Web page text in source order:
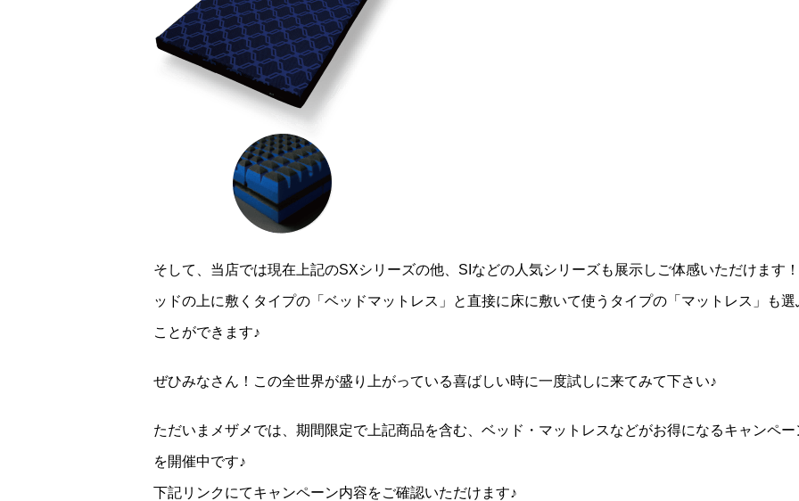
そして、当店では現在上記のSXシリーズの他、SIなどの人気シリーズも展示しご体感いただけます
ッドの上に敷くタイプの「ベッドマットレス」と直接に床に敷いて使うタイプの「マットレス」も選
ことができます♪
ぜひみなさん！この全世界が盛り上がっている喜ばしい時に一度試しに来てみて下さい♪
ただいまメザメでは、期間限定で上記商品を含む、ベッド・マットレスなどがお得になるキャンペー
を開催中です♪
下記リンクにてキャンペーン内容をご確認いただけます♪